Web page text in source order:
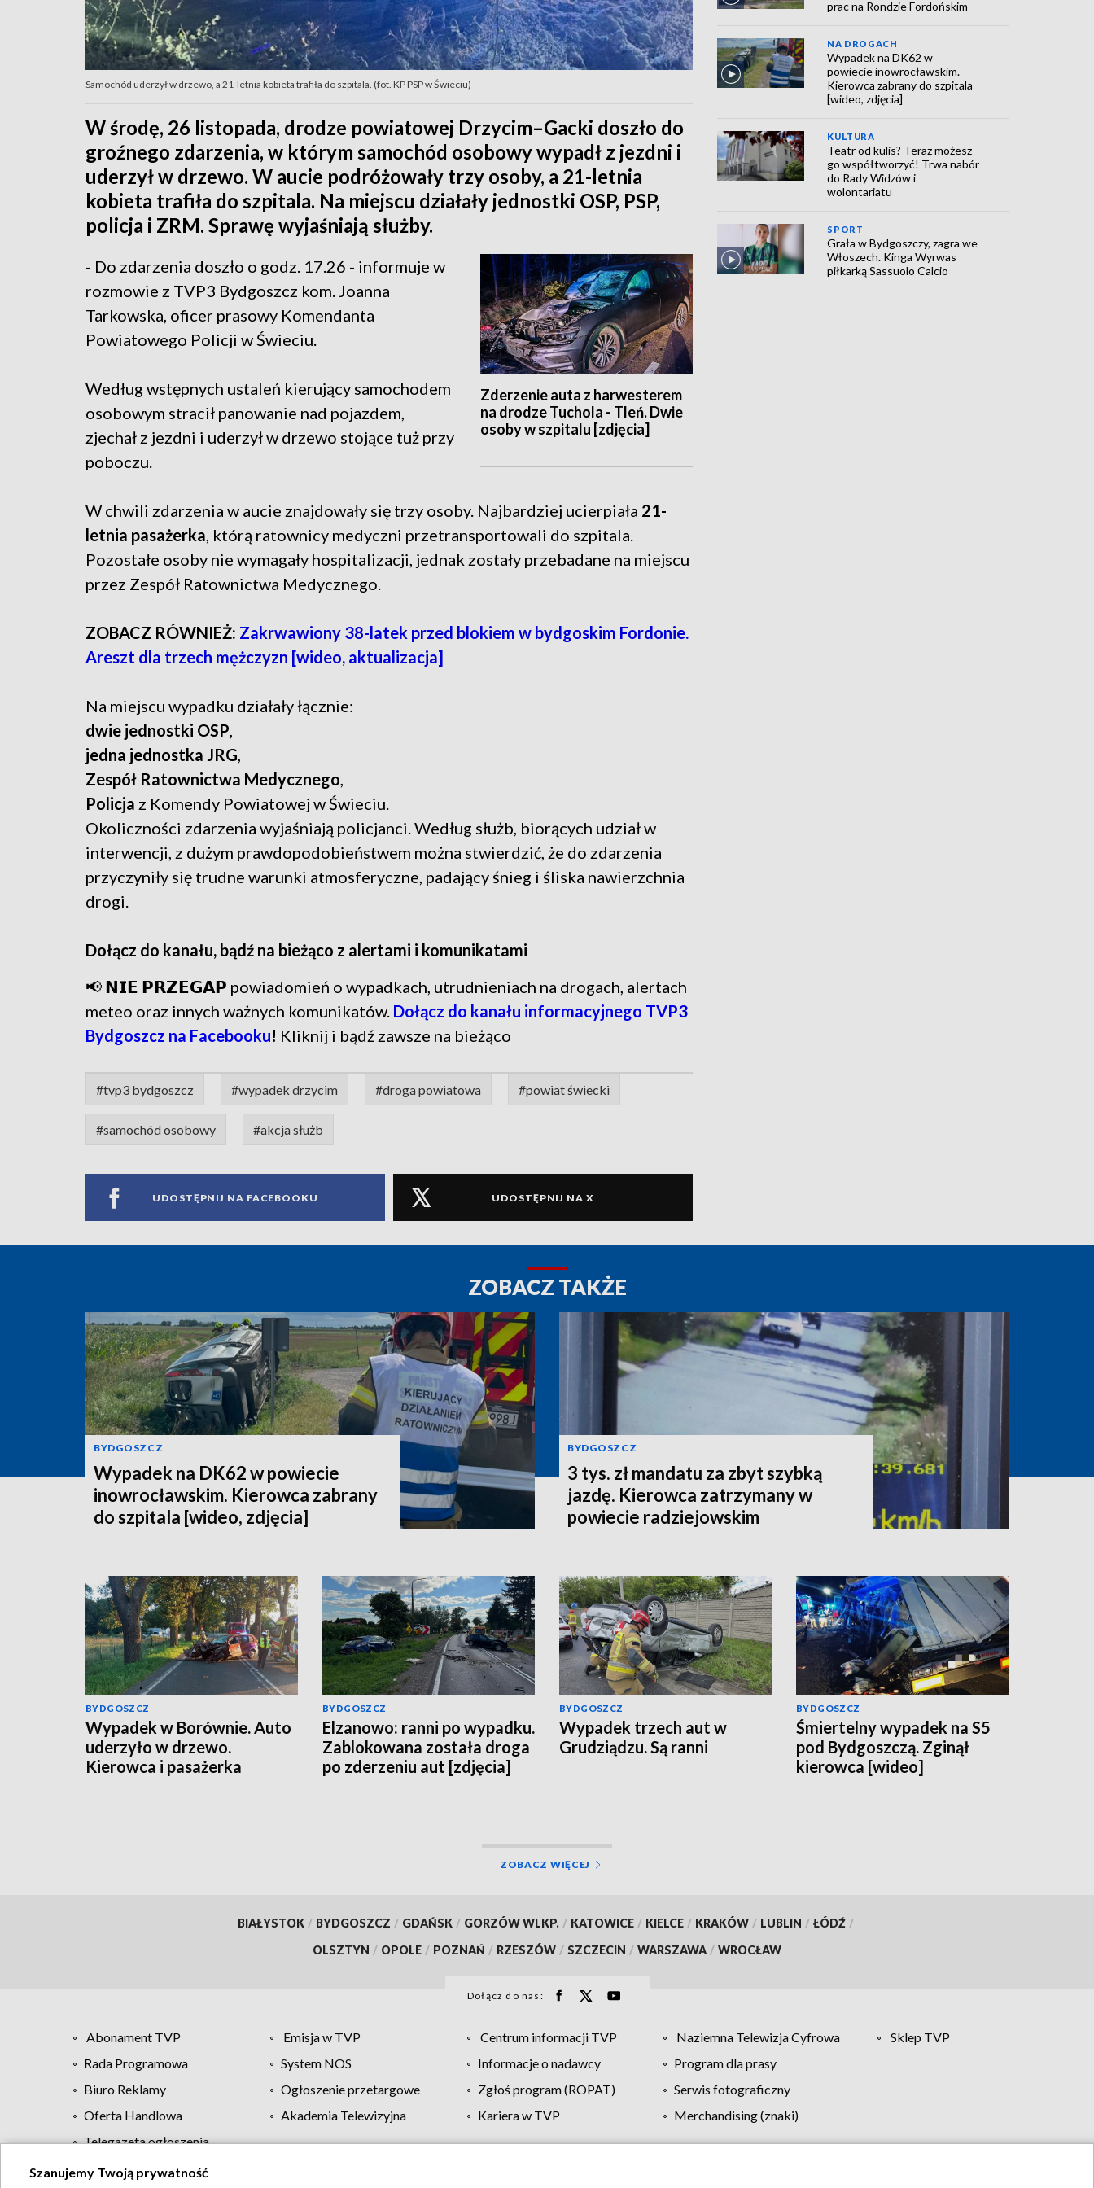
Samochód uderzył w drzewo, a 21-letnia kobieta trafiła do szpitala. (fot. KP PSP w Świeciu)
W środę, 26 listopada, drodze powiatowej Drzycim–Gacki doszło do
groźnego zdarzenia, w którym samochód osobowy wypadł z jezdni i
uderzył w drzewo. W aucie podróżowały trzy osoby, a 21-letnia
kobieta trafiła do szpitala. Na miejscu działały jednostki OSP, PSP,
policja i ZRM. Sprawę wyjaśniają służby.
Zderzenie auta z harwesterem
na drodze Tuchola - Tleń. Dwie
osoby w szpitalu [zdjęcia]
- Do zdarzenia doszło o godz. 17.26 - informuje w
rozmowie z TVP3 Bydgoszcz kom. Joanna
Tarkowska, oficer prasowy Komendanta
Powiatowego Policji w Świeciu.
Według wstępnych ustaleń kierujący samochodem
osobowym stracił panowanie nad pojazdem,
zjechał z jezdni i uderzył w drzewo stojące tuż przy
poboczu.
W chwili zdarzenia w aucie znajdowały się trzy osoby. Najbardziej ucierpiała 21-
letnia pasażerka, którą ratownicy medyczni przetransportowali do szpitala.
Pozostałe osoby nie wymagały hospitalizacji, jednak zostały przebadane na miejscu
przez Zespół Ratownictwa Medycznego.
ZOBACZ RÓWNIEŻ: Zakrwawiony 38-latek przed blokiem w bydgoskim Fordonie.
Areszt dla trzech mężczyzn [wideo, aktualizacja]
Na miejscu wypadku działały łącznie:
dwie jednostki OSP,
jedna jednostka JRG,
Zespół Ratownictwa Medycznego,
Policja z Komendy Powiatowej w Świeciu.
Okoliczności zdarzenia wyjaśniają policjanci. Według służb, biorących udział w
interwencji, z dużym prawdopodobieństwem można stwierdzić, że do zdarzenia
przyczyniły się trudne warunki atmosferyczne, padający śnieg i śliska nawierzchnia
drogi.
Dołącz do kanału, bądź na bieżąco z alertami i komunikatami
📢 𝗡𝗜𝗘 𝗣𝗥𝗭𝗘𝗚𝗔𝗣 powiadomień o wypadkach, utrudnieniach na drogach, alertach
meteo oraz innych ważnych komunikatów. Dołącz do kanału informacyjnego TVP3
Bydgoszcz na Facebooku! Kliknij i bądź zawsze na bieżąco
#tvp3 bydgoszcz #wypadek drzycim #droga powiatowa #powiat świecki
#samochód osobowy #akcja służb
UDOSTĘPNIJ NA FACEBOOKU UDOSTĘPNIJ NA X
prac na Rondzie Fordońskim
NA DROGACH
Wypadek na DK62 w
powiecie inowrocławskim.
Kierowca zabrany do szpitala
[wideo, zdjęcia]
KULTURA
Teatr od kulis? Teraz możesz
go współtworzyć! Trwa nabór
do Rady Widzów i
wolontariatu
SPORT
Grała w Bydgoszczy, zagra we
Włoszech. Kinga Wyrwas
piłkarką Sassuolo Calcio
ZOBACZ TAKŻE
BYDGOSZCZ
Wypadek na DK62 w powiecie
inowrocławskim. Kierowca zabrany
do szpitala [wideo, zdjęcia]
BYDGOSZCZ
3 tys. zł mandatu za zbyt szybką
jazdę. Kierowca zatrzymany w
powiecie radziejowskim
BYDGOSZCZ
Wypadek w Borównie. Auto
uderzyło w drzewo.
Kierowca i pasażerka
BYDGOSZCZ
Elzanowo: ranni po wypadku.
Zablokowana została droga
po zderzeniu aut [zdjęcia]
BYDGOSZCZ
Wypadek trzech aut w
Grudziądzu. Są ranni
BYDGOSZCZ
Śmiertelny wypadek na S5
pod Bydgoszczą. Zginął
kierowca [wideo]
ZOBACZ WIĘCEJ
BIAŁYSTOK / BYDGOSZCZ / GDAŃSK / GORZÓW WLKP. / KATOWICE / KIELCE / KRAKÓW / LUBLIN / ŁÓDŹ /
OLSZTYN / OPOLE / POZNAŃ / RZESZÓW / SZCZECIN / WARSZAWA / WROCŁAW
Dołącz do nas:
Abonament TVP Emisja w TVP Centrum informacji TVP Naziemna Telewizja Cyfrowa
Sklep TVP
Rada Programowa
System NOS Informacje o nadawcy
Program dla prasy
Biuro Reklamy
Ogłoszenie przetargowe Zgłoś program (ROPAT)
Serwis fotograficzny
Oferta Handlowa
Akademia Telewizyjna Kariera w TVP
Merchandising (znaki)
Telegazeta ogłoszenia
Szanujemy Twoją prywatność